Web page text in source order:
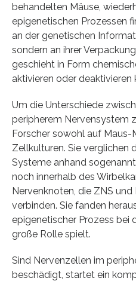
behandelten Mäuse,
epigenetischen Prozessen
an der genetischen
sondern an ihrer
geschieht in Form
aktivieren oder deaktivieren
Um die Unterschiede
peripherem Nervensystem
Forscher sowohl auf
Zellkulturen. Sie verglichen
Systeme anhand
noch innerhalb des
Nervenknoten, die ZNS und
verbinden. Sie fanden
epigenetischer Prozess bei
große Rolle spielt.
Sind Nervenzellen im
beschädigt, startet ein